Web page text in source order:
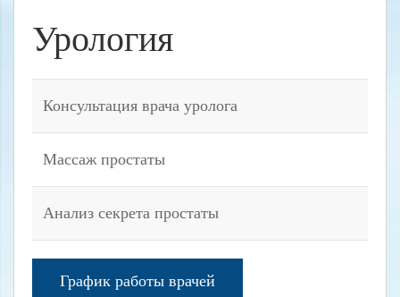
Урология
Консультация врача уролога
Массаж простаты
Анализ секрета простаты
График работы врачей